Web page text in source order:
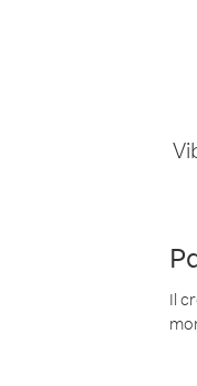
Il